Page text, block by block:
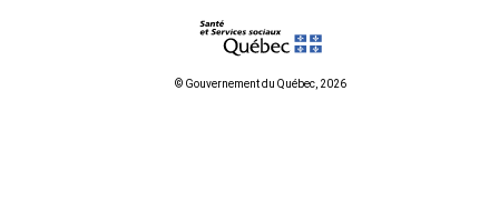
© Gouvernement du Québec, 2026